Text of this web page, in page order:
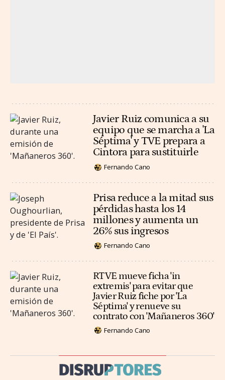
Javier Ruiz comunica a su
equipo que se marcha a 'La
Séptima' y TVE prepara a
Cintora para sustituirle
Fernando Cano
Prisa reduce a la mitad sus
pérdidas hasta los 14
millones y aumenta un
26% sus ingresos
Fernando Cano
RTVE mueve ficha 'in
extremis' para evitar que
Javier Ruiz fiche por 'La
Séptima' y renueve su
contrato con 'Mañaneros 360'
Fernando Cano